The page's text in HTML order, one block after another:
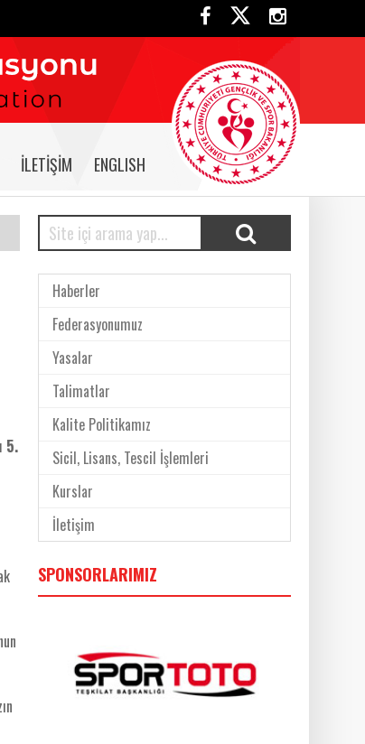
İLETIŞIM ENGLISH
5.
Haberler
Federasyonumuz
Yasalar
Talimatlar
Kalite Politikamız
Sicil, Lisans, Tescil İşlemleri
Kurslar
İletişim
SPONSORLARIMIZ